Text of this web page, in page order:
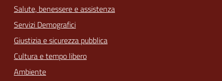
Salute, benessere e assistenza
Servizi Demografici
Giustizia e sicurezza pubblica
Cultura e tempo libero
Ambiente